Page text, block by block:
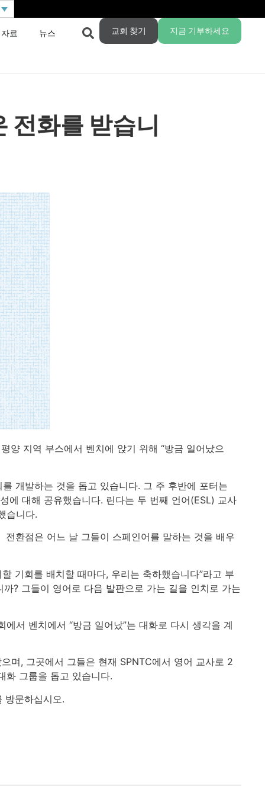
료 뉴스 교회 찾기 지금 기부하세요
전화를 받습니
양 지역 부스에서 벤치에 앉기 위해 “방금 일어났으
개발하는 것을 돕고 있습니다. 그 주 후반에 포터는
에 대해 공유했습니다. 린다는 두 번째 언어(ESL) 교사
습니다.
환점은 어느 날 그들이 스페인어를 말하는 것을 배우
기회를 배치할 때마다, 우리는 축하했습니다”라고 부
? 그들이 영어로 다음 발판으로 가는 길을 인치로 가는
서 벤치에서 “방금 일어났”는 대화로 다시 생각을 계
며, 그곳에서 그들은 현재 SPNTC에서 영어 교사로 2
화 그룹을 돕고 있습니다.
방문하십시오.